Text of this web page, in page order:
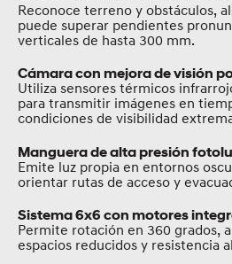
Reconoce terreno y obstáculos,
puede superar pendientes
verticales de hasta 300 mm.
Cámara con mejora de visión
Utiliza sensores térmicos
para transmitir imágenes en
condiciones de visibilidad
Manguera de alta presión
Emite luz propia en entornos
orientar rutas de acceso y
Sistema 6x6 con motores
Permite rotación en 360 grados,
espacios reducidos y resistencia